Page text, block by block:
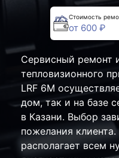
Стоимость
от 600 ₽
Сервисный ремонт
тепловизионного
LRF 6M
дом, так и на базе
в Казани. Выбор
пожелания
располагает всем